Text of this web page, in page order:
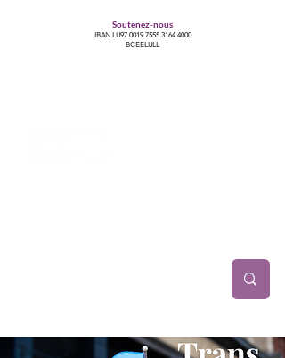
Soutenez-nous
IBAN LU97 0019 7555 3164 4000
BCEELULL